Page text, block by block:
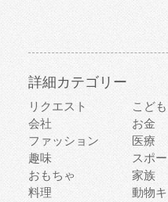
詳細カテゴリー
リクエスト こども
会社
お金
ファッション
医療
趣味
スポ
おもちゃ
家族
料理
動物